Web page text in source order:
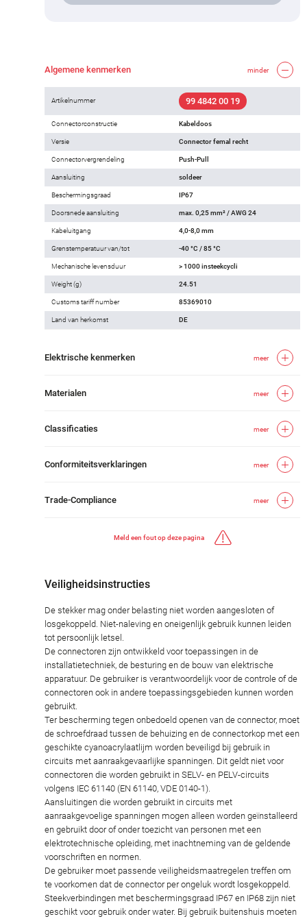
Algemene kenmerken minder
Artikelnummer 99 4842 00 19
Connectorconstructie Kabeldoos
Versie Connector femal recht
Connectorvergrendeling Push-Pull
Aansluiting soldeer
Beschermingsgraad IP67
Doorsnede aansluiting max. 0,25 mm² / AWG 24
Kabeluitgang 4,0-8,0 mm
Grenstemperatuur van/tot -40 °C / 85 °C
Mechanische levensduur > 1000 insteekcycli
Weight (g) 24.51
Customs tariff number 85369010
Land van herkomst DE
Elektrische kenmerken meer
Materialen meer
Classificaties meer
Conformiteitsverklaringen meer
Trade-Compliance meer
Meld een fout op deze pagina
Veiligheidsinstructies
De stekker mag onder belasting niet worden aangesloten of
losgekoppeld. Niet-naleving en oneigenlijk gebruik kunnen leiden
tot persoonlijk letsel.
De connectoren zijn ontwikkeld voor toepassingen in de
installatietechniek, de besturing en de bouw van elektrische
apparatuur. De gebruiker is verantwoordelijk voor de controle of de
connectoren ook in andere toepassingsgebieden kunnen worden
gebruikt.
Ter bescherming tegen onbedoeld openen van de connector, moet
de schroefdraad tussen de behuizing en de connectorkop met een
geschikte cyanoacrylaatlijm worden beveiligd bij gebruik in
circuits met aanraakgevaarlijke spanningen. Dit geldt niet voor
connectoren die worden gebruikt in SELV- en PELV-circuits
volgens IEC 61140 (EN 61140, VDE 0140-1).
Aansluitingen die worden gebruikt in circuits met
aanraakgevoelige spanningen mogen alleen worden geïnstalleerd
en gebruikt door of onder toezicht van personen met een
elektrotechnische opleiding, met inachtneming van de geldende
voorschriften en normen.
De gebruiker moet passende veiligheidsmaatregelen treffen om
te voorkomen dat de connector per ongeluk wordt losgekoppeld.
Steekverbindingen met beschermingsgraad IP67 en IP68 zijn niet
geschikt voor gebruik onder water. Bij gebruik buitenshuis moeten